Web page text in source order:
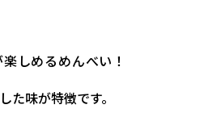
しめるめんべい！
味が特徴です。